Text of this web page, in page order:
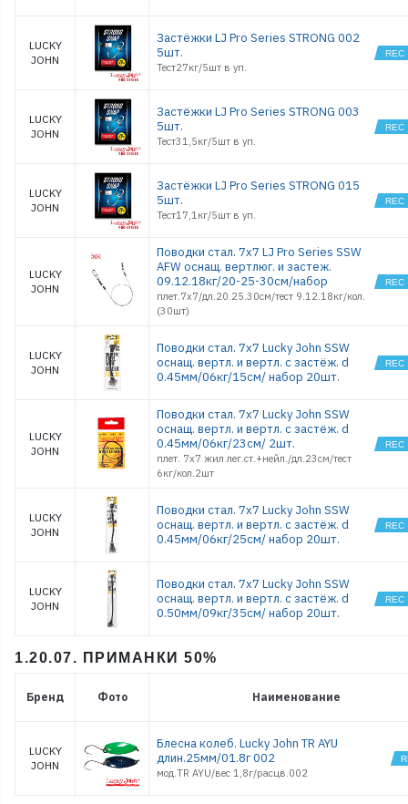
LUCKY
JOHN
Застёжки LJ Pro Series STRONG 002
5шт.
Тест27кг/5шт в уп.
LUCKY
JOHN
Застёжки LJ Pro Series STRONG 003
5шт.
Тест31,5кг/5шт в уп.
LUCKY
JOHN
Застёжки LJ Pro Series STRONG 015
5шт.
Тест17,1кг/5шт в уп.
LUCKY
JOHN
Поводки стал. 7x7 LJ Pro Series SSW
AFW оснащ. вертлюг. и застеж.
09.12.18кг/20-25-30см/набор
плет.7х7/дл.20.25.30см/тест 9.12.18кг/кол.
(30шт)
LUCKY
JOHN
Поводки стал. 7x7 Lucky John SSW
оснащ. вертл. и вертл. с застёж. d
0.45мм/06кг/15см/ набор 20шт.
LUCKY
JOHN
Поводки стал. 7x7 Lucky John SSW
оснащ. вертл. и вертл. с застёж. d
0.45мм/06кг/23см/ 2шт.
плет. 7х7 жил лег.ст.+нейл./дл.23см/тест
6кг/кол.2шт
LUCKY
JOHN
Поводки стал. 7x7 Lucky John SSW
оснащ. вертл. и вертл. с застёж. d
0.45мм/06кг/25см/ набор 20шт.
LUCKY
JOHN
Поводки стал. 7x7 Lucky John SSW
оснащ. вертл. и вертл. с застёж. d
0.50мм/09кг/35см/ набор 20шт.
1.20.07. ПРИМАНКИ 50%
Бренд Фото Наименование
LUCKY
JOHN
Блесна колеб. Lucky John TR AYU
длин.25мм/01.8г 002
мод.TR AYU/вес 1,8г/расцв.002